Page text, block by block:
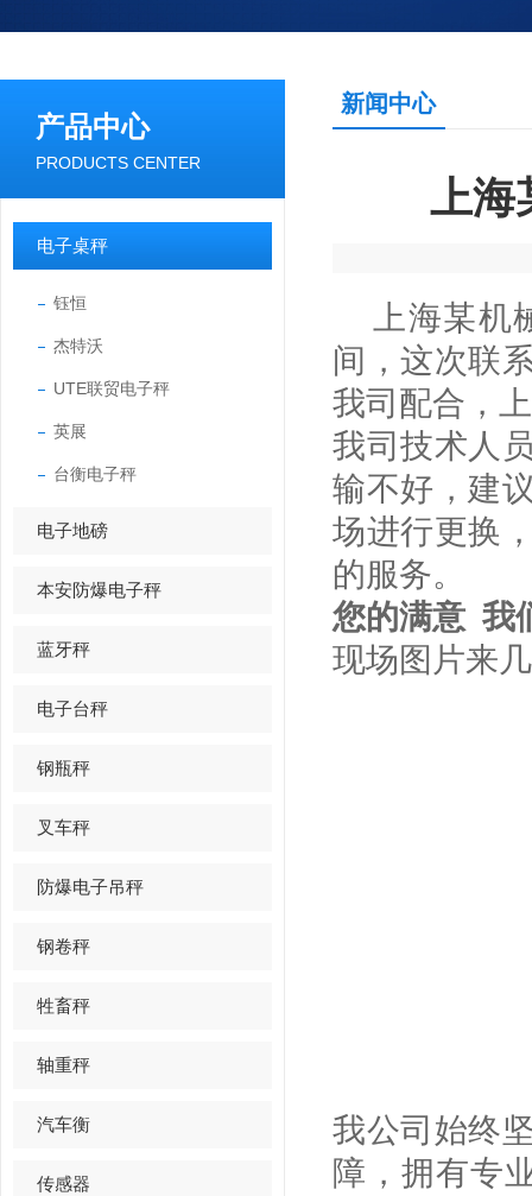
产品中心
PRODUCTS CENTER
电子桌秤
钰恒
杰特沃
UTE联贸电子秤
英展
台衡电子秤
电子地磅
本安防爆电子秤
蓝牙秤
电子台秤
钢瓶秤
叉车秤
防爆电子吊秤
钢卷秤
牲畜秤
轴重秤
汽车衡
传感器
新闻中心
上海
上海某机
间，这次联
我司配合，
我司技术人
输不好，建
场进行更换
的服务。
您的满意 我
现场图片来
我公司始终
障，拥有专